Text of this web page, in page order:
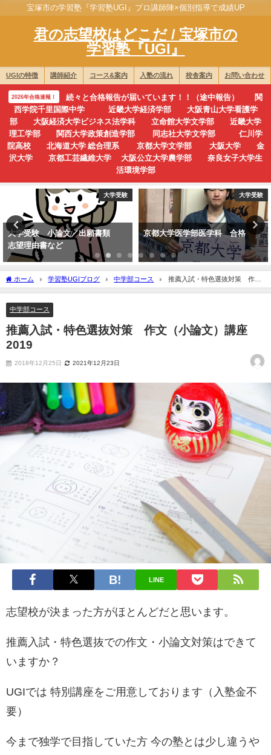
宝塚市の学習塾『学習塾UGI』プロ講師陣×個別指導で成績UP
君の志望校はどこだ / 宝塚市の
学習塾『UGI』
UGIの特徴 講師紹介 コース&案内 入塾の流れ 校舎案内 お問い合わせ
2026年合格速報！
続々と合格報告が届いています！！（途中報告） 関
西学院千里国際中学 近畿大学経済学部 大阪青山大学看護学
部 大阪経済大学ビジネス法学科 立命館大学文学部 近畿大学
理工学部 関西大学政策創造学部 同志社大学文学部 仁川学
院高校 北海道大学 総合理系 京都大学文学部 大阪大学 金
沢大学 京都工芸繊維大学 大阪公立大学農学部 奈良女子大学生
活環境学部
大学受験
大学受験 小論文／出願書類
志望理由書など
大学受験
京都大学医学部医学科 合格
ホーム 学習塾UGIブログ 中学部コース
推薦入試・特色選抜対策 作文
（小論文）講座 2019
中学部コース
推薦入試・特色選抜対策 作文（小論文）講座
2019
2018年12月25日 2021年12月23日
LINE
志望校が決まった方がほとんどだと思います。
推薦入試・特色選抜での作文・小論文対策はできて
いますか？
UGIでは 特別講座をご用意しております（入塾金不
要）
今まで独学で目指していた方 今の塾とは少し違うや